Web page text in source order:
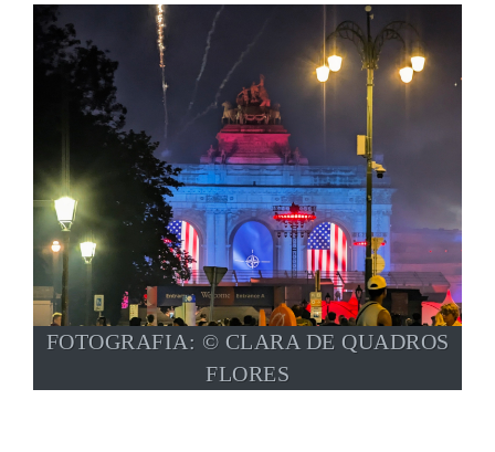
FOTOGRAFIA: © CLARA DE QUADROS
FLORES